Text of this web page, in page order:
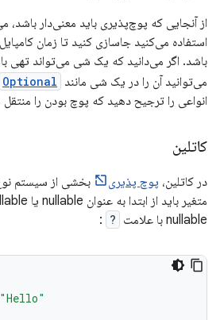
از آنجایی که پوچ‌پذیری باید معنی‌دار باشد،
باشد. اگر می‌دانید که یک شی می‌تواند تهی
می‌توانید آن را در یک شی مانند Optional
انواعی را ترجیح دهید که پوچ بودن را
کاتلین
در کاتلین، پوچ پذیری
بخشی از سیستم
nullable با علامت
?
:
"Hello"